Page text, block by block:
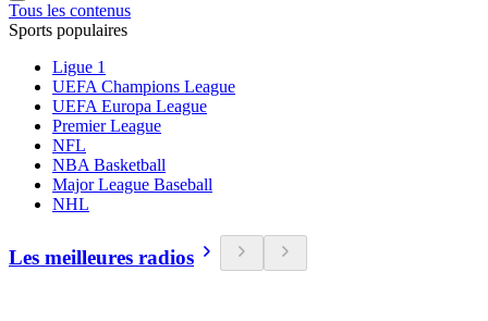
Tous les contenus
Sports populaires
Ligue 1
UEFA Champions League
UEFA Europa League
Premier League
NFL
NBA Basketball
Major League Baseball
NHL
Les meilleures radios